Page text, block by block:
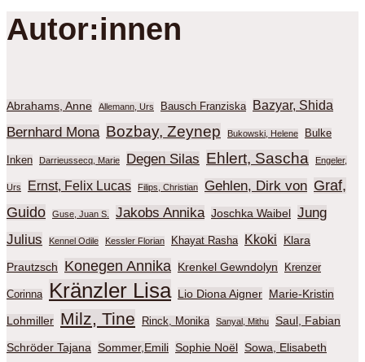
Autor:innen
Abrahams, Anne Allemann, Urs Bausch Franziska Bazyar, Shida
Bernhard Mona Bozbay, Zeynep Bukowski, Helene Bulke
Inken Darrieussecq, Marie Degen Silas Ehlert, Sascha Engeler,
Urs Ernst, Felix Lucas Filips, Christian Gehlen, Dirk von Graf,
Guido
Guse, Juan S. Jakobs Annika Joschka Waibel Jung
Julius
Kennel Odile Kessler Florian Khayat Rasha Kkoki Klara
Prautzsch Konegen Annika Krenkel Gewndolyn Krenzer
Corinna Kränzler Lisa Lio Diona Aigner Marie-Kristin
Lohmiller Milz, Tine Rinck, Monika Sanyal, Mithu Saul, Fabian
Schröder Tajana Sommer,Emili Sophie Noël Sowa, Elisabeth